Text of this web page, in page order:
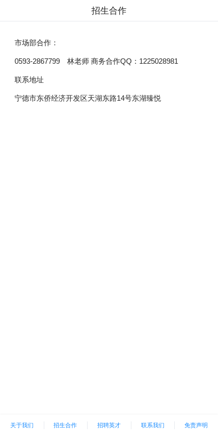
招生合作
市场部合作：
0593-2867799 林老师 商务合作QQ：1225028981
联系地址
宁德市东侨经济开发区天湖东路14号东湖臻悦
关于我们 招生合作 招聘英才 联系我们 免责声明